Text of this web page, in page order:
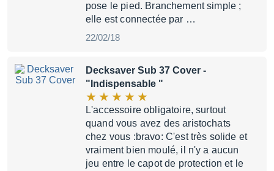
pose le pied. Branchement simple ;
elle est connectée par …
22/02/18
Decksaver Sub 37 Cover -
"Indispensable "
L'accessoire obligatoire, surtout
quand vous avez des aristochats
chez vous :bravo: C'est très solide et
vraiment bien moulé, il n'y a aucun
jeu entre le capot de protection et le